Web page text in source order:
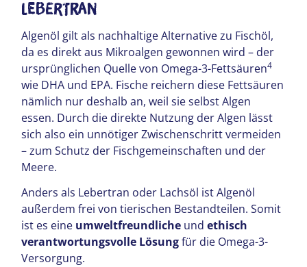
Lebertran
Algenöl gilt als nachhaltige Alternative zu Fischöl,
da es direkt aus Mikroalgen gewonnen wird – der
ursprünglichen Quelle von Omega-3-Fettsäuren4
wie DHA und EPA. Fische reichern diese Fettsäuren
nämlich nur deshalb an, weil sie selbst Algen
essen. Durch die direkte Nutzung der Algen lässt
sich also ein unnötiger Zwischenschritt vermeiden
– zum Schutz der Fischgemeinschaften und der
Meere.
Anders als Lebertran oder Lachsöl ist Algenöl
außerdem frei von tierischen Bestandteilen. Somit
ist es eine umweltfreundliche und ethisch
verantwortungsvolle Lösungfür die Omega-3-
Versorgung.